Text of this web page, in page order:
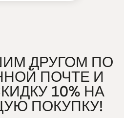
ДРУГОМ ПО
ПОЧТЕ И
10% НА
ПОКУПКУ!